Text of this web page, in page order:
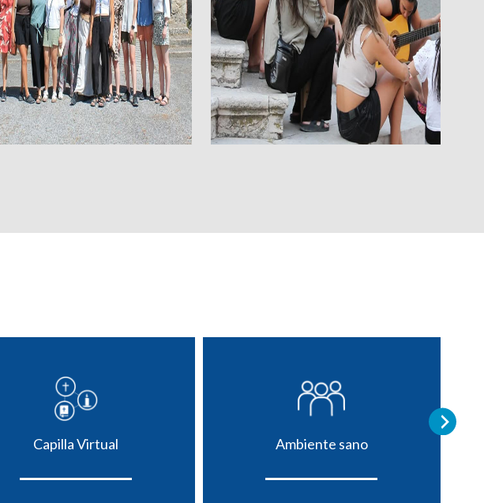
Capilla Virtual Ambiente sano